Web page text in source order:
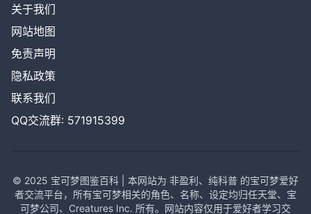
关于我们
网站地图
免责声明
隐私政策
联系我们
QQ交流群: 571915399
© 2025 宝可梦图鉴百科 | 本网站为 非盈利、纯科普 的宝可梦爱好
者交流平台，所有宝可梦相关的角色、名称、设定均归任天堂、宝
可梦公司、Creatures Inc. 所有。网站内容仅用于爱好者学习交